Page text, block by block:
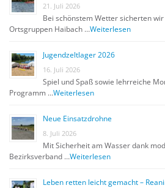
21. Juli 2026
Bei schönstem Wetter sicherten
Ortsgruppen Haibach …Weiterlesen
Jugendzeltlager 2026
16. Juli 2026
Spiel und Spaß sowie lehrreiche
Programm …Weiterlesen
Neue Einsatzdrohne
8. Juli 2026
Mit Sicherheit am Wasser dank
Bezirksverband …Weiterlesen
Leben retten leicht gemacht –